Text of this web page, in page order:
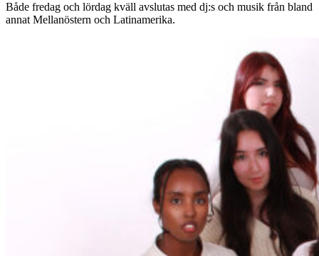
Både fredag och lördag kväll avslutas med dj:s och musik från bland
annat Mellanöstern och Latinamerika.